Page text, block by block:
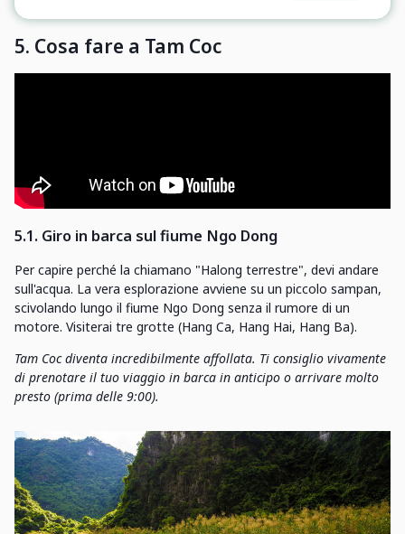
5. Cosa fare a Tam Coc
5.1. Giro in barca sul fiume Ngo Dong
Per capire perché la chiamano "Halong terrestre", devi andare
sull'acqua. La vera esplorazione avviene su un piccolo sampan,
scivolando lungo il fiume Ngo Dong senza il rumore di un
motore. Visiterai tre grotte (Hang Ca, Hang Hai, Hang Ba).
Tam Coc diventa incredibilmente affollata. Ti consiglio vivamente
di prenotare il tuo viaggio in barca in anticipo o arrivare molto
presto (prima delle 9:00).